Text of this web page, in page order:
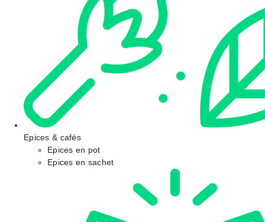
Epices & cafés
Epices en pot
Epices en sachet